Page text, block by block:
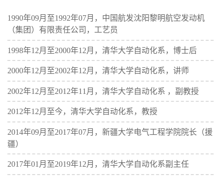
1990年09月至1992年07月，中国航发沈阳黎明航空发动机
（集团）有限责任公司，工艺员
1998年12月至2000年12月，清华大学自动化系，博士后
2000年12月至2002年12月，清华大学自动化系，讲师
2002年12月至2012年11月，清华大学自动化系 ，副教授
2012年12月至今，清华大学自动化系，教授
2014年09月至2017年07月，新疆大学电气工程学院院长（援
疆）
2017年01月至2019年12月，清华大学自动化系副主任